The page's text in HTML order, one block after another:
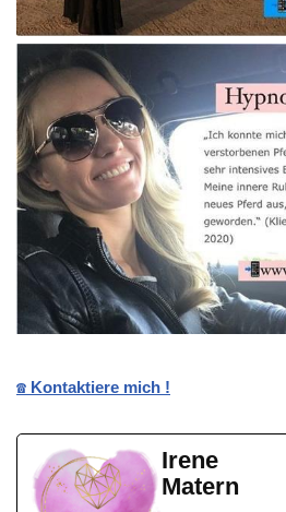
☎️ Kontaktiere mich !
Irene
Matern